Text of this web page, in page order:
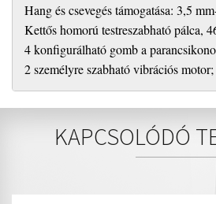
Hang és csevegés támogatása: 3,5
Kettős homorú testreszabható pálca,
4 konfigurálható gomb a
2 személyre szabható vibrációs
KAPCSOLÓDÓ